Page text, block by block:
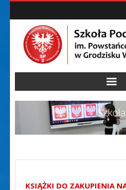
Skip
Skip
Szkoła
KSIĄŻKI DO ZAKUPIENIA